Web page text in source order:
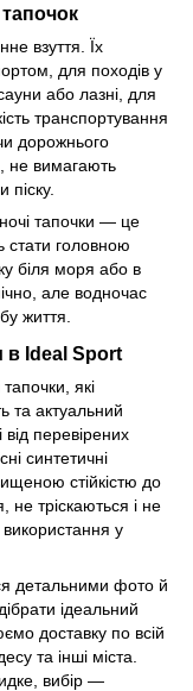
взуття. Їх
для походів у
або лазні, для
транспортування
дорожнього
не вимагають
тапочки — це
стати головною
біля моря або в
але водночас
життя.
в Ideal Sport
які
та актуальний
перевірених
синтетичні
стійкістю до
тріскаються і не
у
детальними фото й
ідеальний
доставку по всій
та інші міста.
вибір —